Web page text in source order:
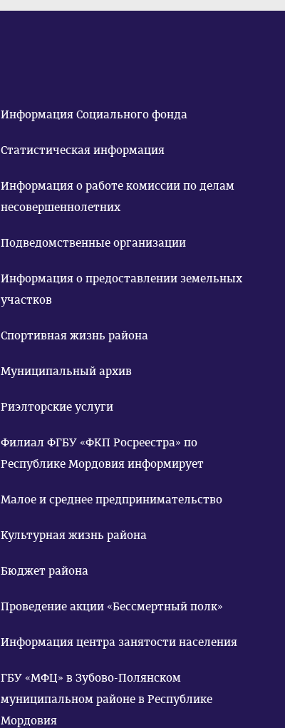
Информация Социального фонда
Статистическая информация
Информация о работе комиссии по делам
несовершеннолетних
Подведомственные организации
Информация о предоставлении земельных
участков
Спортивная жизнь района
Муниципальный архив
Риэлторские услуги
Филиал ФГБУ «ФКП Росреестра» по
Республике Мордовия информирует
Малое и среднее предпринимательство
Культурная жизнь района
Бюджет района
Проведение акции «Бессмертный полк»
Информация центра занятости населения
ГБУ «МФЦ» в Зубово-Полянском
муниципальном районе в Республике
Мордовия